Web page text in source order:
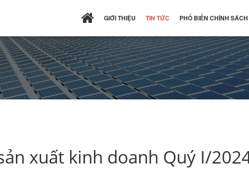
GIỚI THIỆU TIN TỨC PHỔ BIẾN CHÍNH SÁCH
xuất kinh doanh Quý I/